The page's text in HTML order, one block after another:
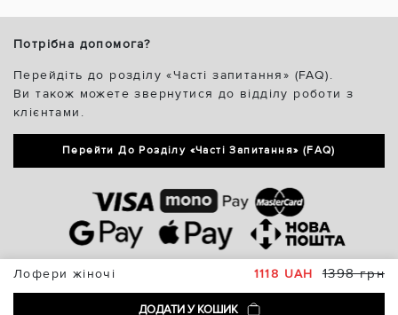
Лофери жіночі 1118 UAH 1398 грн
ДОДАТИ У КОШИК
Потрібна допомога?
Перейдіть до розділу «Часті запитання» (FAQ).
Ви також можете звернутися до відділу роботи з
клієнтами.
Перейти До Розділу «Часті Запитання» (FAQ)